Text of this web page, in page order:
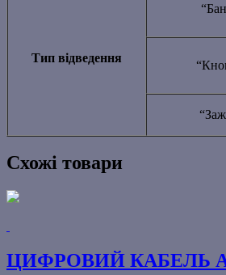
Тип відведення
Схожі товари
ЦИФРОВИЙ КАБЕЛЬ